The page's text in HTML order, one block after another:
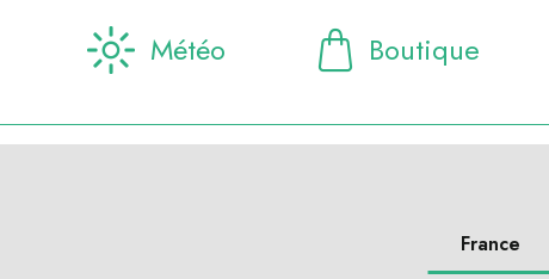
Météo Boutique
France